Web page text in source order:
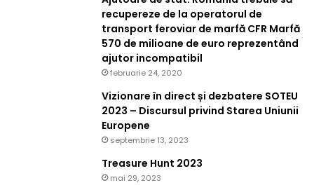
recupereze de la operatorul de
transport feroviar de marfă CFR Marfă
570 de milioane de euro reprezentând
ajutor incompatibil
februarie 24, 2020
Vizionare în direct și dezbatere SOTEU
2023 – Discursul privind Starea Uniunii
Europene
septembrie 13, 2023
Treasure Hunt 2023
mai 29, 2023